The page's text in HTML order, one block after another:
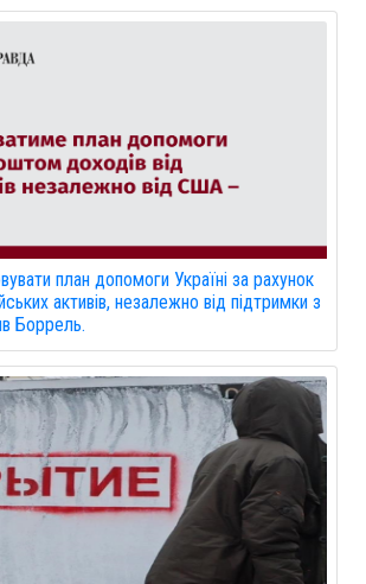
план допомоги Україні за рахунок
активів, незалежно від підтримки з
Боррель.